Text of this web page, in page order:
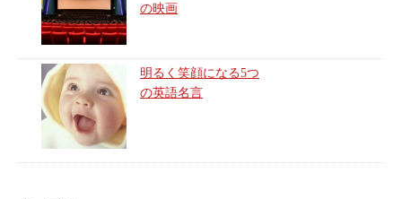
の映画
明るく笑顔になる5つ
の英語名言